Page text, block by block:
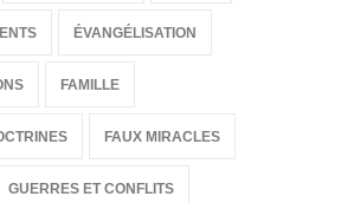
ÉVANGÉLISATION
FAMILLE
FAUX MIRACLES
GUERRES ET CONFLITS